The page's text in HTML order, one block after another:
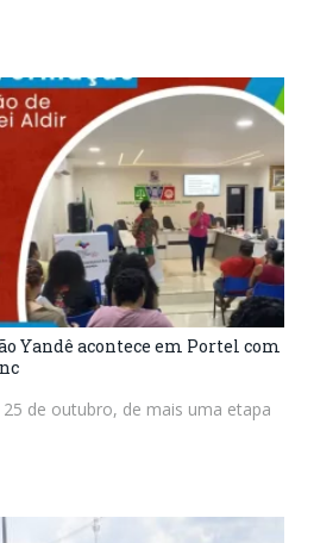
Yandê acontece em Portel com
de outubro, de mais uma etapa